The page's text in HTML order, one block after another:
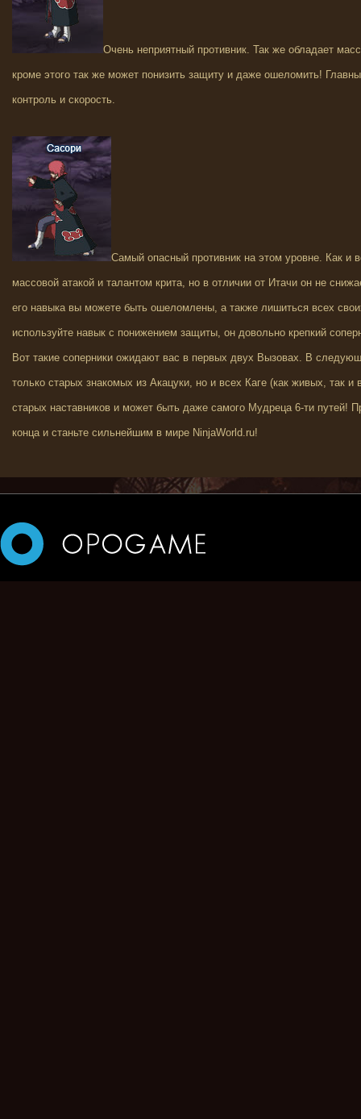
Очень неприятный противник. Так же обладает
кроме этого так же может понизить защиту и даже ошеломить!
контроль и скорость.
Самый опасный противник на этом уровне. Как и
массовой атакой и талантом крита, но в отличии от Итачи он не
его навыка вы можете быть ошеломлены, а также лишиться всех
используйте навык с понижением защиты, он довольно крепкий
Вот такие соперники ожидают вас в первых двух Вызовах. В
только старых знакомых из Акацуки, но и всех Каге (как живых, так и
старых наставников и может быть даже самого Мудреца 6-ти путей!
конца и станьте сильнейшим в мире NinjaWorld.ru!